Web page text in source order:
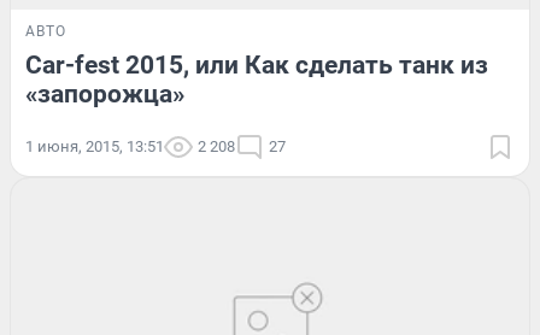
АВТО
Car-fest 2015, или Как сделать танк из
«запорожца»
1 июня, 2015, 13:51 2 208 27